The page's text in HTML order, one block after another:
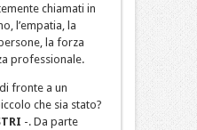
chiamati in
l’empatia, la
la forza
professionale.
fronte a un
che sia stato?
-. Da parte